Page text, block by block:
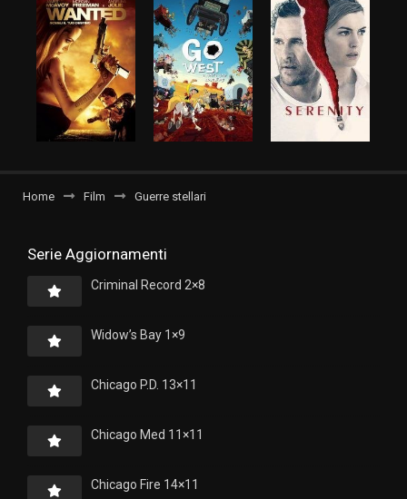
Home Film Guerre stellari
Serie Aggiornamenti
Criminal Record 2×8
Widow’s Bay 1×9
Chicago P.D. 13×11
Chicago Med 11×11
Chicago Fire 14×11